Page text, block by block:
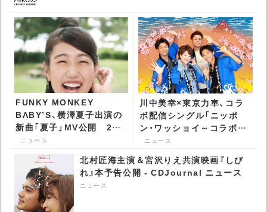
FUNKY MONKEY
BΛBY’S、横澤夏子出演の
新曲「夏子」MV公開 20
周年記念特別企画も -
CDJournal ニュース
ニュース
川中美幸×東京力車、コラ
ボ配信シングル「ニッポ
ン・ワッショイ～コラボバ
ージョン～」発表 MVも
公開 - CDJournal ニュー
ス
ニュース
北村匠海主演＆宮沢りえ共演映画『しび
れ』本予告公開 - CDJournal ニュース
ニュース